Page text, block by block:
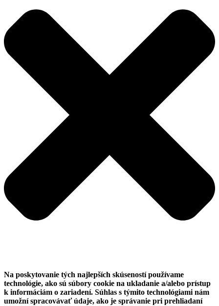
Na poskytovanie tých najlepších skúseností používame
technológie, ako sú súbory cookie na ukladanie a/alebo prístup
k informáciám o zariadení. Súhlas s týmito technológiami nám
umožní spracovávať údaje, ako je správanie pri prehliadaní